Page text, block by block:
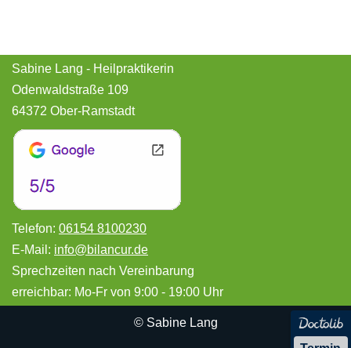
Sabine Lang - Heilpraktikerin
Odenwaldstraße 109
64372 Ober-Ramstadt
Telefon: 06154 8100230
E-Mail: info@bilancur.de
Sprechzeiten nach Vereinbarung
erreichbar: Mo-Fr von 9:00 - 19:00 Uhr
© Sabine Lang